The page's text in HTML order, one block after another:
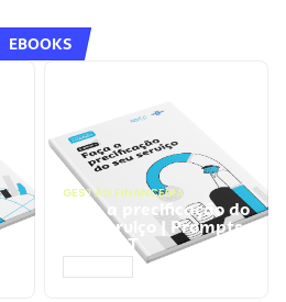
EBOOKS
GESTÃO FINANCEIRA
Faça a precificação do
seu serviço | Prompts
ChatGPT